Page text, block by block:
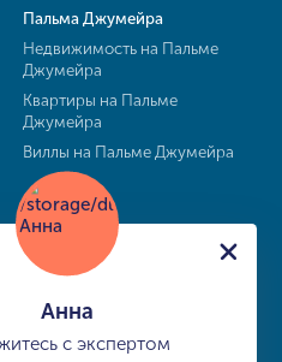
Пальма Джумейра
Недвижимость на Пальме
Джумейра
Квартиры на Пальме
Джумейра
Виллы на Пальме Джумейра
Анна
с экспертом